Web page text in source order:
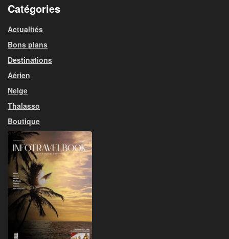
Catégories
Actualités
Bons plans
Destinations
Aérien
Neige
Thalasso
Boutique